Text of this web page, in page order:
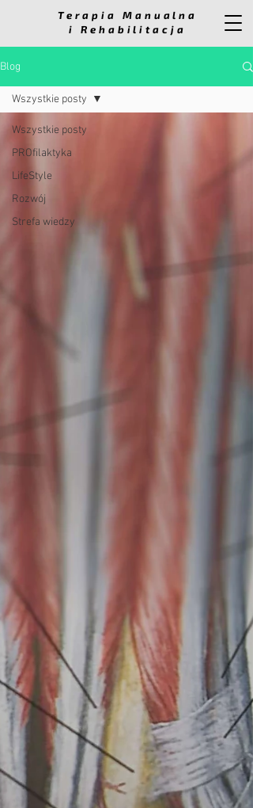
Terapia Manualna
i Rehabilitacja
Blog
Wszystkie posty
PROfilaktyka
LifeStyle
Rozwój
Strefa wiedzy
Wszystkie posty